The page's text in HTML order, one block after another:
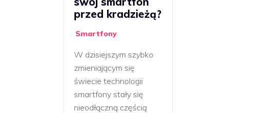
przed kradzieżą?
Smartfony
W dzisiejszym szybko
zmieniającym się
świecie technologii
smartfony stały się
nieodłączną częścią